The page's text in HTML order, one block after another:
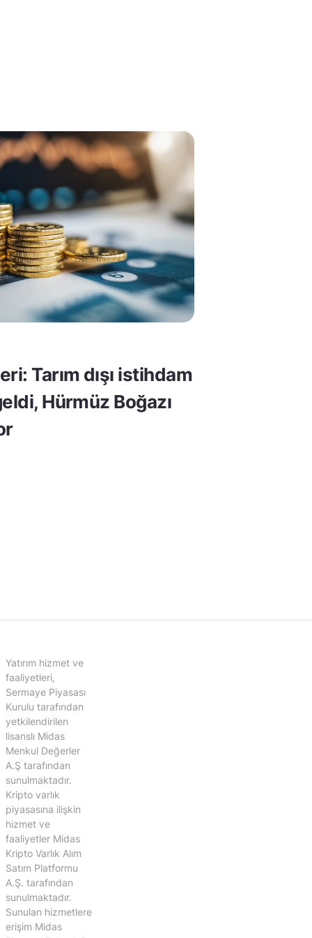
Tarım dışı istihdam
Hürmüz Boğazı
Yatırım hizmet ve
faaliyetleri,
Sermaye Piyasası
Kurulu tarafından
yetkilendirilen
lisanslı Midas
Menkul Değerler
A.Ş tarafından
sunulmaktadır.
Kripto varlık
piyasasına ilişkin
hizmet ve
faaliyetler Midas
Kripto Varlık Alım
Satım Platformu
A.Ş. tarafından
sunulmaktadır.
Sunulan hizmetlere
erişim Midas